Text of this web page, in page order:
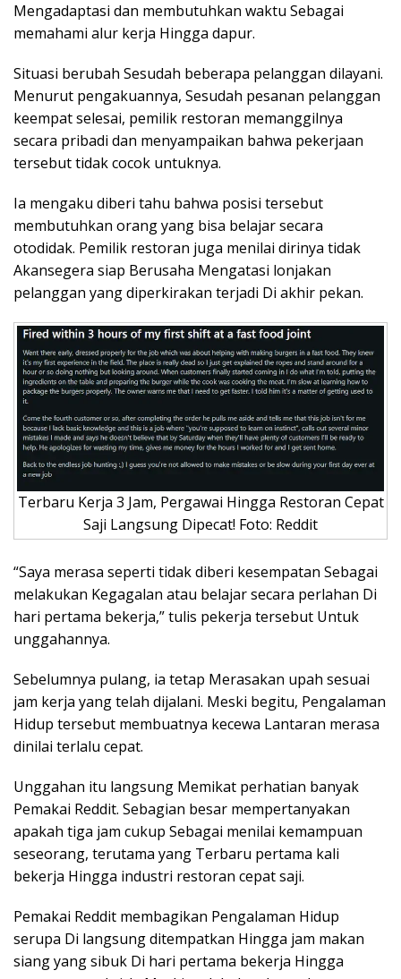
Mengadaptasi dan membutuhkan waktu Sebagai
memahami alur kerja Hingga dapur.
Situasi berubah Sesudah beberapa pelanggan dilayani.
Menurut pengakuannya, Sesudah pesanan pelanggan
keempat selesai, pemilik restoran memanggilnya
secara pribadi dan menyampaikan bahwa pekerjaan
tersebut tidak cocok untuknya.
Ia mengaku diberi tahu bahwa posisi tersebut
membutuhkan orang yang bisa belajar secara
otodidak. Pemilik restoran juga menilai dirinya tidak
Akansegera siap Berusaha Mengatasi lonjakan
pelanggan yang diperkirakan terjadi Di akhir pekan.
Terbaru Kerja 3 Jam, Pergawai Hingga Restoran Cepat
Saji Langsung Dipecat! Foto: Reddit
“Saya merasa seperti tidak diberi kesempatan Sebagai
melakukan Kegagalan atau belajar secara perlahan Di
hari pertama bekerja,” tulis pekerja tersebut Untuk
unggahannya.
Sebelumnya pulang, ia tetap Merasakan upah sesuai
jam kerja yang telah dijalani. Meski begitu, Pengalaman
Hidup tersebut membuatnya kecewa Lantaran merasa
dinilai terlalu cepat.
Unggahan itu langsung Memikat perhatian banyak
Pemakai Reddit. Sebagian besar mempertanyakan
apakah tiga jam cukup Sebagai menilai kemampuan
seseorang, terutama yang Terbaru pertama kali
bekerja Hingga industri restoran cepat saji.
Pemakai Reddit membagikan Pengalaman Hidup
serupa Di langsung ditempatkan Hingga jam makan
siang yang sibuk Di hari pertama bekerja Hingga